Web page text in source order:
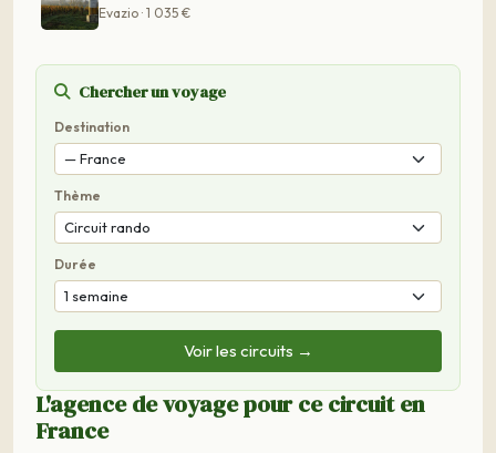
Evazio · 1 035 €
Chercher un voyage
Destination
Thème
Durée
Voir les circuits →
L'agence de voyage pour ce circuit en
France